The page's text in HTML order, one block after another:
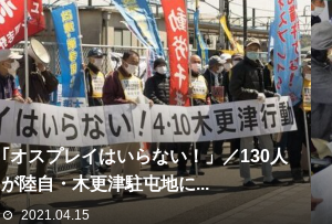
｢オスプレイはいらない！」／130人
が陸自・木更津駐屯地に...
2021.04.15